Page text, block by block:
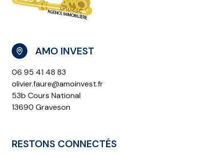
AMO INVEST
06 95 41 48 83
olivier.faure@amoinvest.fr
53b Cours National
13690 Graveson
RESTONS CONNECTÉS